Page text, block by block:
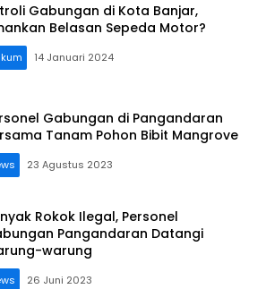
Gabungan di Kota Banjar,
Belasan Sepeda Motor?
14 Januari 2024
Gabungan di Pangandaran
Tanam Pohon Bibit Mangrove
23 Agustus 2023
Rokok Ilegal, Personel
Pangandaran Datangi
warung
26 Juni 2023